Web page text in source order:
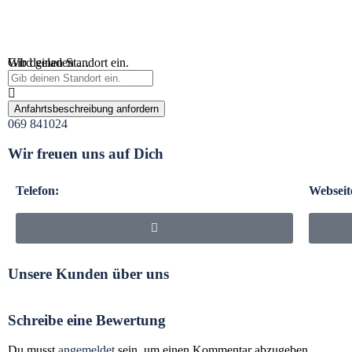
Wird geladen …
Gib deinen Standort ein.
Anfahrtsbeschreibung anfordern
069 841024
Wir freuen uns auf Dich
Telefon:
Unsere Kunden über uns
Schreibe eine Bewertung